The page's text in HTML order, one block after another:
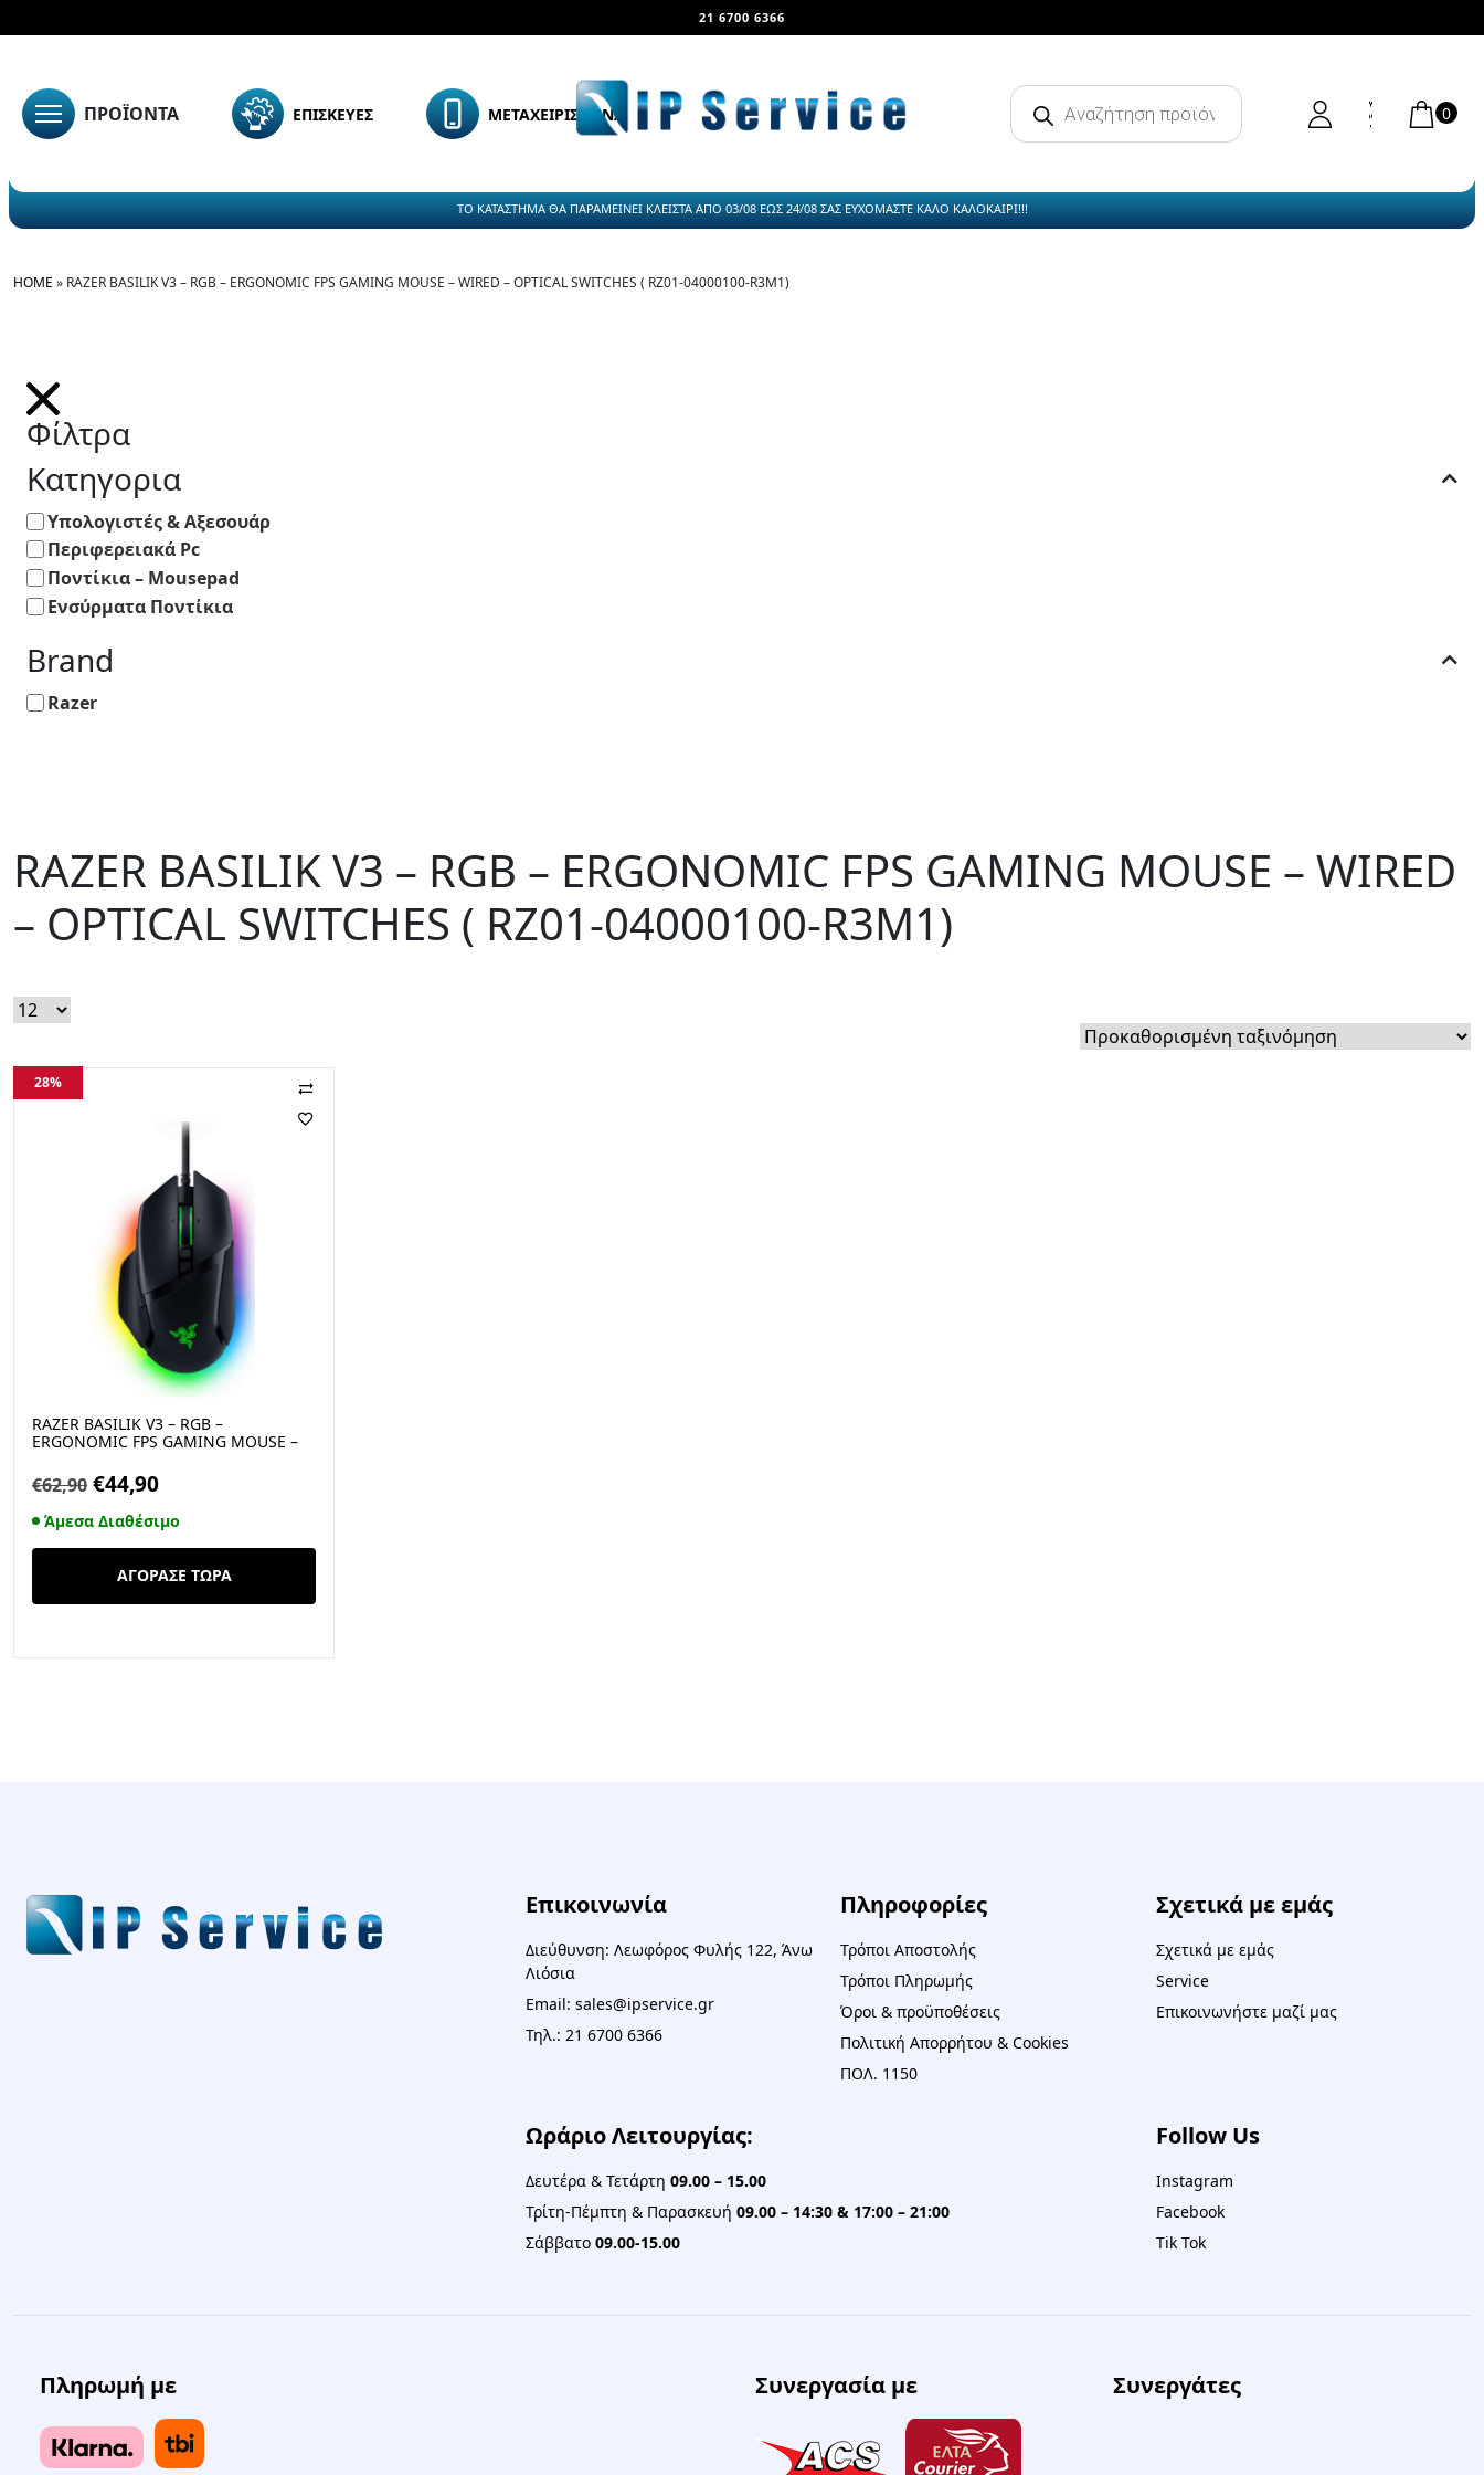
21 6700 6366
ΠΡΟΪΟΝΤΑ ΕΠΙΣΚΕΥΕΣ ΜΕΤΑΧΕΙΡΙΣΜΕΝΑ
Products
search 0
ΤΟ ΚΑΤΑΣΤΗΜΑ ΘΑ ΠΑΡΑΜΕΙΝΕΙ ΚΛΕΙΣΤΑ ΑΠΟ 03/08 ΕΩΣ 24/08 ΣΑΣ ΕΥΧΟΜΑΣΤΕ ΚΑΛΟ ΚΑΛΟΚΑΙΡΙ!!!
HOME » RAZER BASILIK V3 – RGB – ERGONOMIC FPS GAMING MOUSE – WIRED – OPTICAL SWITCHES ( RZ01-04000100-R3M1)
Φίλτρα
Κατηγορια
Υπολογιστές & Αξεσουάρ
Περιφερειακά Pc
Ποντίκια – Mousepad
Ενσύρματα Ποντίκια
Brand
Razer
RAZER BASILIK V3 – RGB – ERGONOMIC FPS GAMING MOUSE – WIRED
– OPTICAL SWITCHES ( RZ01-04000100-R3M1)
28%
RAZER BASILIK V3 – RGB –
ERGONOMIC FPS GAMING MOUSE –
04000100-R3M1)
€62,90 Original
price
was:
€62,90.
€44,90Η
τρέχουσα
τιμή
είναι:
€44,90.
Άμεσα Διαθέσιμο
ΑΓΟΡΑΣΕ ΤΩΡΑ
Επικοινωνία
Διεύθυνση: Λεωφόρος Φυλής 122, Άνω
Λιόσια
Email: sales@ipservice.gr
Τηλ.: 21 6700 6366
Πληροφορίες
Τρόποι Αποστολής
Τρόποι Πληρωμής
Όροι & προϋποθέσεις
Πολιτική Απορρήτου & Cookies
ΠΟΛ. 1150
Σχετικά με εμάς
Σχετικά με εμάς
Service
Επικοινωνήστε μαζί μας
Ωράριο Λειτουργίας:
Δευτέρα & Τετάρτη 09.00 – 15.00
Τρίτη-Πέμπτη & Παρασκευή 09.00 – 14:30 & 17:00 – 21:00
Σάββατο 09.00-15.00
Follow Us
Instagram
Facebook
Tik Tok
Πληρωμή με Συνεργασία με Συνεργάτες